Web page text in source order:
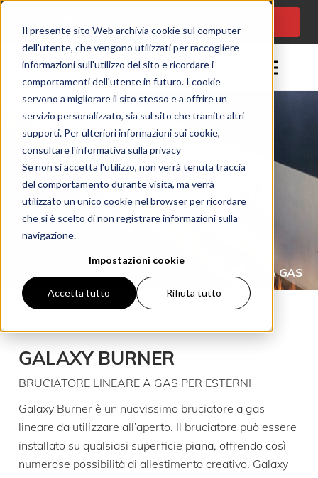
Il presente sito Web archivia cookie sul computer
dell'utente, che vengono utilizzati per raccogliere
informazioni sull'utilizzo del sito e ricordare i
comportamenti dell'utente in futuro. I cookie
servono a migliorare il sito stesso e a offrire un
servizio personalizzato, sia sul sito che tramite altri
supporti. Per ulteriori informazioni sui cookie,
consultare l'informativa sulla privacy
Se non si accetta l'utilizzo, non verrà tenuta traccia
del comportamento durante visita, ma verrà
utilizzato un unico cookie nel browser per ricordare
che si è scelto di non registrare informazioni sulla
navigazione.
Impostazioni cookie
Accetta tutto Rifiuta tutto
PROGETTUALE
LUNGA LINEA DI FUOCO
CAMINETTI A GAS DA ESTERNO (IT) GALAXY BURNER IT
GALAXY BURNER
BRUCIATORE LINEARE A GAS PER ESTERNI
Galaxy Burner è un nuovissimo bruciatore a gas
lineare da utilizzare all’aperto. Il bruciatore può essere
installato su qualsiasi superficie piana, offrendo così
numerose possibilità di allestimento creativo. Galaxy